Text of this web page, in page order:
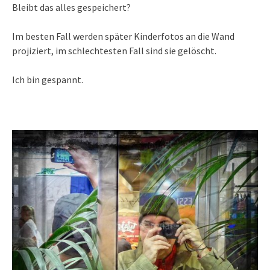
Bleibt das alles gespeichert?
Im besten Fall werden später Kinderfotos an die Wand
projiziert, im schlechtesten Fall sind sie gelöscht.
Ich bin gespannt.